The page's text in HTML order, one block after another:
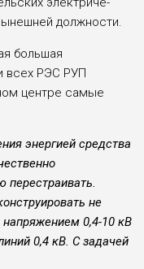
должности.
боль­шая
всех РЭС РУП
центре самые
энергией средства
перестраивать.
не
0,4-10 кВ
0,4 кВ. С задачей